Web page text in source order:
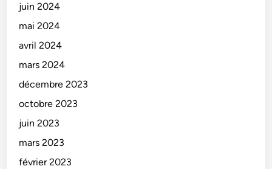
juin 2024
mai 2024
avril 2024
mars 2024
décembre 2023
octobre 2023
juin 2023
mars 2023
février 2023